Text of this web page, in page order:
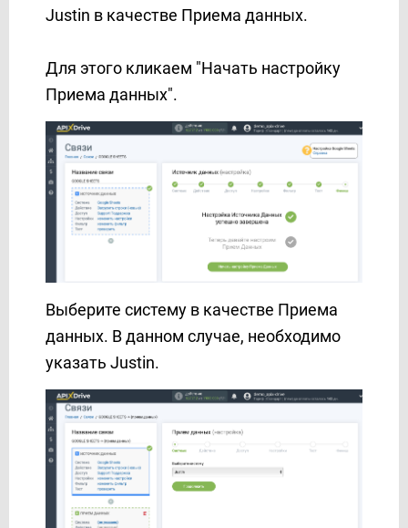
Elastic Email
EVE.calls
ExpertSender
Facebook Messenger
FeedBlitz
Feedgee
Finmap
Freshdesk
GetResponse
Google Ads
Google Analytics 4
Google BigQuery
Google Calendar
Google Contacts
Google Drive
Justin в качестве Приема данных.
Для этого кликаем "Начать настройку
Приема данных".
Выберите систему в качестве Приема
данных. В данном случае, необходимо
указать Justin.